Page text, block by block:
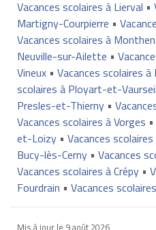
Vacances scolaires à Lierval •
Martigny-Courpierre •
Vacances scolaires à
Neuville-sur-Ailette •
Vineux• Vacances scolaires
scolaires à Ployart-et-
Presles-et-Thierny•
Vacances scolaires à Vorges •
et-Loizy• Vacances scolaires
Bucy-lès-Cerny• Vacances
Vacances scolaires à Crépy•
Fourdrain • Vacances
Mis à jour le 9 août 2026